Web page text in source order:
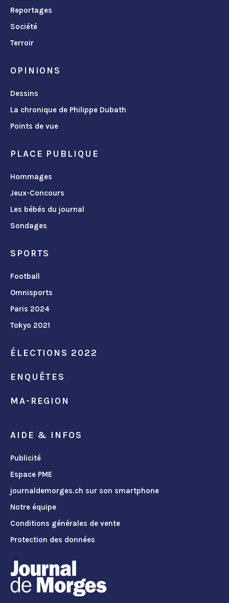
Reportages
Société
Terroir
OPINIONS
Dessins
La chronique de Philippe Dubath
Points de vue
PLACE PUBLIQUE
Hommages
Jeux-Concours
Les bébés du journal
Sondages
SPORTS
Football
Omnisports
Paris 2024
Tokyo 2021
ÉLECTIONS 2022
ENQUÊTES
MA-REGION
AIDE & INFOS
Publicité
Espace PME
journaldemorges.ch sur son smartphone
Notre équipe
Conditions générales de vente
Protection des données